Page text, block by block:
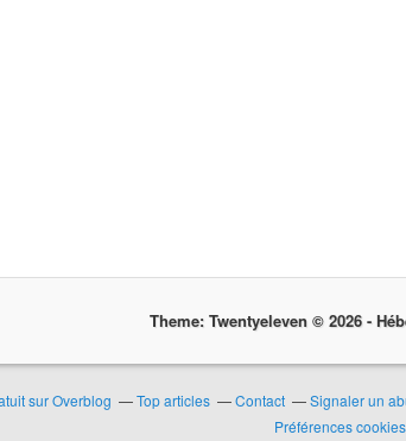
Theme: Twentyeleven © 2026 -
sur Overblog Top articles Contact Signaler un
Préférences cookies